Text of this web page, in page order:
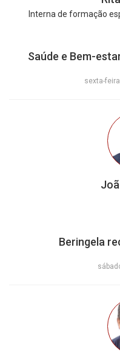
Interna de formação
Saúde e Bem-
sexta-
Beringela